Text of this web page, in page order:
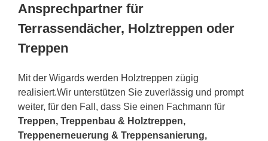
Ansprechpartner für
Terrassendächer, Holztreppen oder
Treppen
Mit der Wigards werden Holztreppen zügig
realisiert.Wir unterstützen Sie zuverlässig und prompt
weiter, für den Fall, dass Sie einen Fachmann für
Treppen, Treppenbau & Holztreppen,
Treppenerneuerung & Treppensanierung,